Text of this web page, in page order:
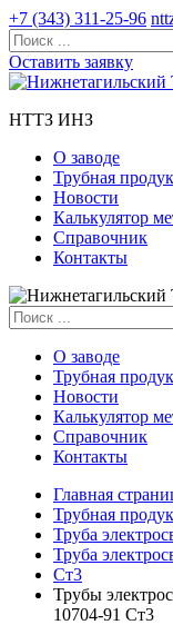
+7 (343) 311-25-96
Оставить заявку
НТТЗ ИНЗ
О заводе
Трубная
Новости
Калькулятор
Справочник
Контакты
О заводе
Трубная
Новости
Калькулятор
Справочник
Контакты
Главная
Трубная
Труба
Труба
Ст3
Трубы
10704-91 Ст3